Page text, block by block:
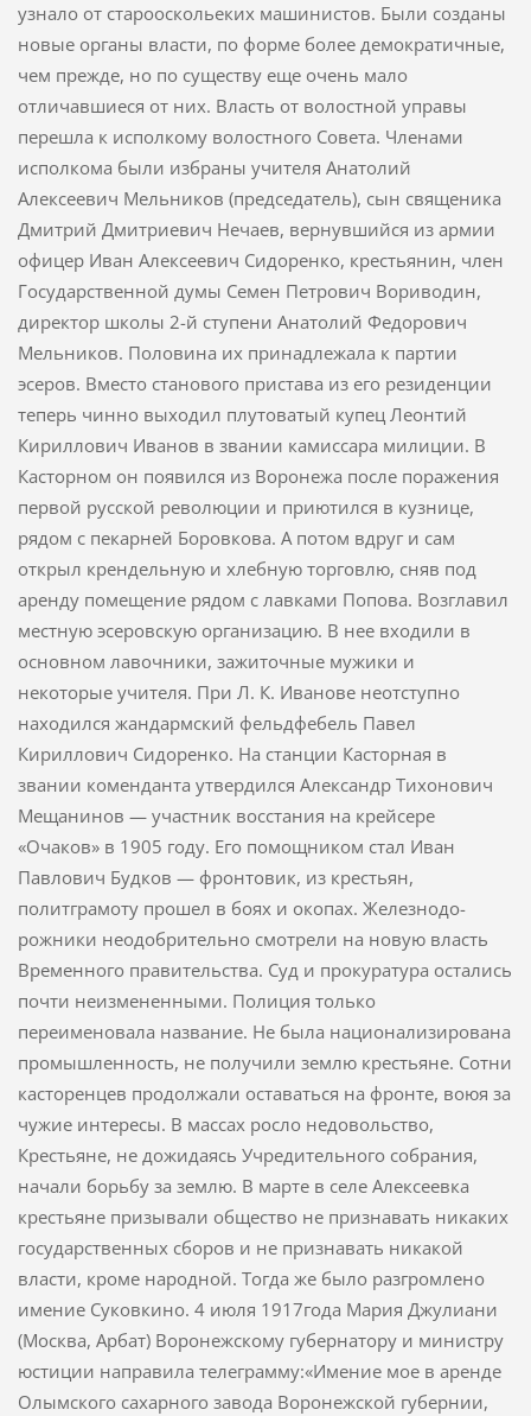
узнало от старооскольеких машинистов. Были созданы
новые органы власти, по форме более демократичные,
чем прежде, но по существу еще очень мало
отличавшиеся от них. Власть от волостной управы
перешла к исполкому волостного Совета. Членами
исполкома были избраны учителя Анатолий
Алексеевич Мельников (председатель), сын священика
Дмитрий Дмитриевич Нечаев, вернувшийся из армии
офицер Иван Алексеевич Сидоренко, крестья­нин, член
Государственной думы Семен Петрович Вориводин,
директор школы 2-й ступени Анатолий Федорович
Мельников. Половина их принадлежала к партии
эсеров. Вместо станового пристава из его резиденции
теперь чинно выходил плутоватый купец Леонтий
Кириллович Иванов в звании камиссара милиции. В
Касторном он появился из Воронежа после поражения
первой русской революции и приютился в кузнице,
рядом с пекарней Боровкова. А потом вдруг и сам
открыл крендельную и хлебную торговлю, сняв под
аренду помещение рядом с лавками Попова. Возглавил
местную эсеровскую организацию. В нее входили в
основ­ном лавочники, зажиточные мужики и
некоторые учителя. При Л. К. Иванове неотступно
находился жандармский фельдфе­бель Павел
Кириллович Сидоренко. На станции Касторная в
звании коменданта утвердился Александр Тихонович
Мещанинов — участник восстания на крейсере
«Очаков» в 1905 году. Его помощником стал Иван
Павлович Будков — фронто­вик, из крестьян,
политграмоту прошел в боях и окопах. Железнодо­
рожники неодобрительно смотрели на новую власть
Временного правительства. Суд и прокуратура остались
почти неизмененными. Поли­ция только
переименовала название. Не была национализирована
промышленность, не получили землю крестьяне. Сотни
касторенцев продолжали оставаться на фронте, воюя за
чужие интересы. В массах росло недовольство,
Крестьяне, не дожидаясь Учредитель­ного собрания,
начали борьбу за землю. В марте в селе Алексеевка
крестьяне призывали общество не признавать никаких
государствен­ных сборов и не признавать никакой
власти, кроме народной. Тогда же было разгромлено
имение Суковкино. 4 июля 1917года Мария Джулиани
(Москва, Арбат) Воронежскому губернатору и министру
юстиции направила телеграмму:«Имение мое в аренде
Олымского сахарного завода Воронежской губернии,